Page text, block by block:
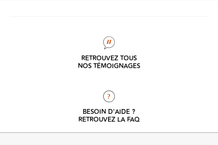
RETROUVEZ TOUS
NOS TÉMOIGNAGES
?
BESOIN D'AIDE ?
RETROUVEZ LA FAQ